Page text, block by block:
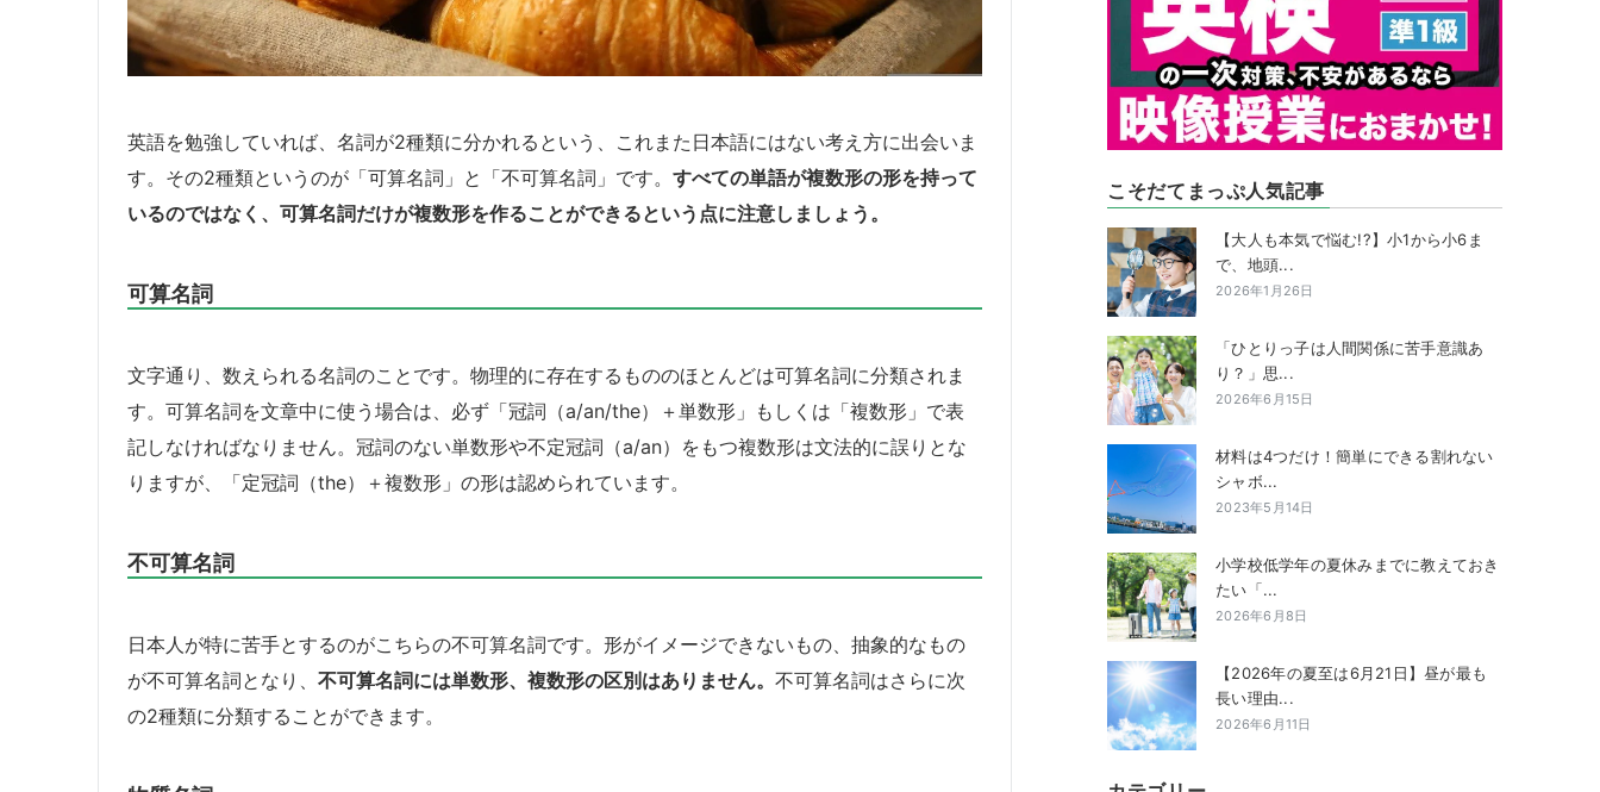
英語を勉強していれば、名詞が2種類に分かれるという、これまた日本語にはない考え方に出会いま
す。その2種類というのが「可算名詞」と「不可算名詞」です。 すべての単語が複数形の形を持って
いるのではなく、可算名詞だけが複数形を作ることができるという点に注意しましょう。
可算名詞
文字通り、数えられる名詞のことです。物理的に存在するもののほとんどは可算名詞に分類されま
す。可算名詞を文章中に使う場合は、必ず「冠詞（a/an/the）＋単数形」もしくは「複数形」で表
記しなければなりません。冠詞のない単数形や不定冠詞（a/an）をもつ複数形は文法的に誤りとな
りますが、「定冠詞（the）＋複数形」の形は認められています。
不可算名詞
日本人が特に苦手とするのがこちらの不可算名詞です。形がイメージできないもの、抽象的なもの
が不可算名詞となり、 不可算名詞には単数形、複数形の区別はありません。 不可算名詞はさらに次
の2種類に分類することができます。
こそだてまっぷ人気記事
【大人も本気で悩む!?】小1から小6ま
で、地頭...
2026年1月26日
「ひとりっ子は人間関係に苦手意識あ
り？」思...
2026年6月15日
材料は4つだけ！簡単にできる割れない
シャボ...
2023年5月14日
小学校低学年の夏休みまでに教えておき
たい「...
2026年6月8日
【2026年の夏至は6月21日】昼が最も
長い理由...
2026年6月11日